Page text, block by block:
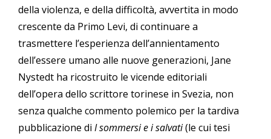
della violenza, e della difficoltà, avvertita in modo
crescente da Primo Levi, di continuare a
trasmettere l’esperienza dell’annientamento
dell’essere umano alle nuove generazioni, Jane
Nystedt ha ricostruito le vicende editoriali
dell’opera dello scrittore torinese in Svezia, non
senza qualche commento polemico per la tardiva
pubblicazione di I sommersi e i salvati(le cui tesi